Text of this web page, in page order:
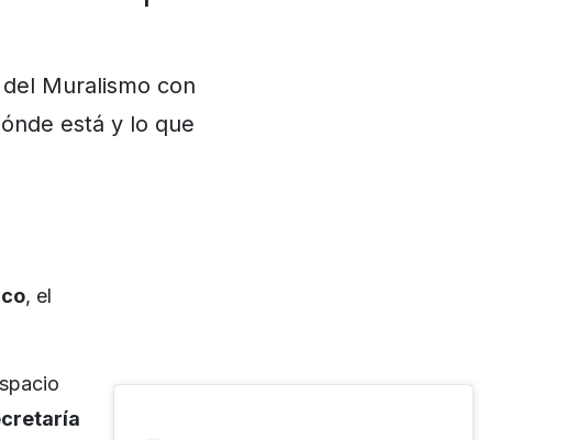
Muralismo con
está y lo que
, el